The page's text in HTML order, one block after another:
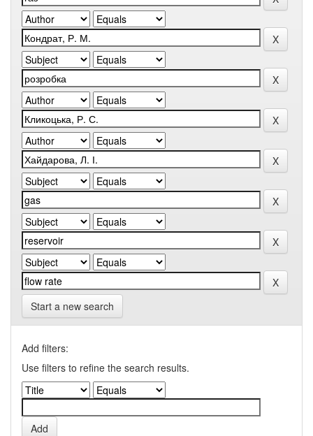
Start a new search
Add filters:
Use filters to refine the search results.